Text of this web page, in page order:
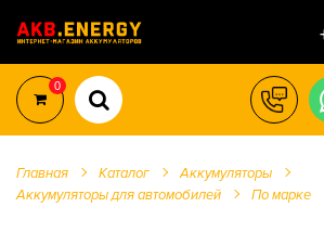
0
Главная Каталог
Аккумуляторы
Аккумуляторы для автомобилей
По марке